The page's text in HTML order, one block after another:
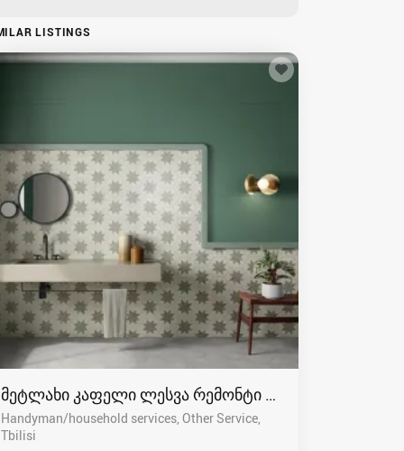
LISTINGS
მეტლახი კაფელი ლესვა რემონტი ბლოკი აშენება
Handyman/household services, Other Service
Tbilisi